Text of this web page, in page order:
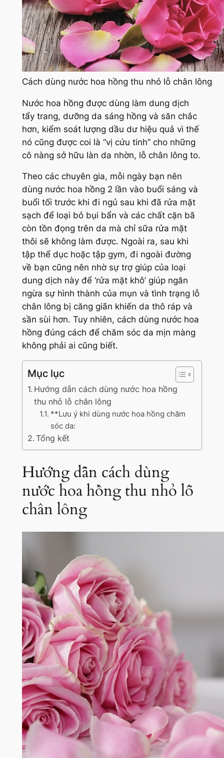
Cách dùng nước hoa hồng thu nhỏ lỗ chân lông
Nước hoa hồng được dùng làm dung dịch
tẩy trang, dưỡng da sáng hồng và săn chắc
hơn, kiểm soát lượng dầu dư hiệu quả vì thế
nó cũng được coi là “vị cứu tinh” cho những
cô nàng sở hữu làn da nhờn, lỗ chân lông to.
Theo các chuyên gia, mỗi ngày bạn nên
dùng nước hoa hồng 2 lần vào buổi sáng và
buổi tối trước khi đi ngủ sau khi đã rửa mặt
sạch để loại bỏ bụi bẩn và các chất cặn bã
còn tồn đọng trên da mà chỉ sữa rửa mặt
thôi sẽ không làm được. Ngoài ra, sau khi
tập thể dục hoặc tập gym, đi ngoài đường
về bạn cũng nên nhờ sự trợ giúp của loại
dung dịch này để ‘rửa mặt khô’ giúp ngăn
ngừa sự hình thành của mụn và tình trạng lỗ
chân lông bị căng giãn khiến da thô ráp và
sần sùi hơn. Tuy nhiên, cách dùng nước hoa
hồng đúng cách để chăm sóc da mịn màng
không phải ai cũng biết.
Mục lục
Hướng dẫn cách dùng nước hoa hồng
thu nhỏ lỗ chân lông
**Lưu ý khi dùng nước hoa hồng chăm
sóc da:
Tổng kết
Hướng dẫn cách dùng
nước hoa hồng thu nhỏ lỗ
chân lông